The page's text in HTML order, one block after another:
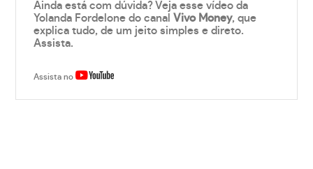
Ainda está com dúvida? Veja esse vídeo da
Yolanda Fordelone do canalVivo Money, que
explica tudo, de um jeito simples e direto.
Assista.
Assista no